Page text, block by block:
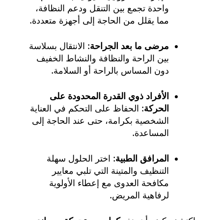
واحدة تجمع بين التنقل ودعم النظافة،
مما يقلل من الحاجة إلى أجهزة متعددة.
مرضى ما بعد الجراحة : الانتقال بسلاسة
بين الراحة والنظافة والنشاط الخفيف
دون المساس بالراحة أو السلامة.
الأفراد ذوي القدرة المحدودة على
الحركة: الحفاظ على التحكم في العناية
الشخصية بكرامة، حتى عند الحاجة إلى
المساعدة.
المرافق الطبية: اختر الحلول سهلة
التنظيف والمتينة التي تلبي معايير
مكافحة العدوى مع إعطاء الأولوية
لرفاهية المريض.